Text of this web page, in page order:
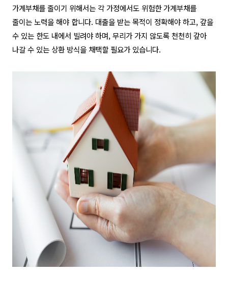
가계부채를 줄이기 위해서는 각 가정에서도 위험한 가계부채를
줄이는 노력을 해야 합니다. 대출을 받는 목적이 정확해야 하고, 갚을
수 있는 한도 내에서 빌려야 하며, 무리가 가지 않도록 천천히 갚아
나갈 수 있는 상환 방식을 채택할 필요가 있습니다.